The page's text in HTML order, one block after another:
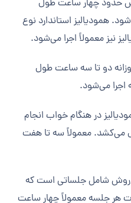
حدود چهار ساعت طول
همودیالیز استاندارد نوع
نیز معمولاً اجرا می‌شود.
دو تا سه ساعت طول
اجرا می‌شود.
در هنگام خواب انجام
معمولاً سه تا هفت
روش شامل جلساتی است که
هر جلسه معمولاً چهار ساعت